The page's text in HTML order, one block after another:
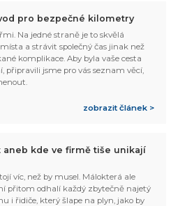
pro bezpečné kilometry
Na jedné straně je to skvělá
a strávit společný čas jinak než
komplikace. Aby byla vaše cesta
připravili jsme pro vás seznam věcí,
zobrazit článek >
aneb kde ve firmě tiše unikají
víc, než by musel. Málokterá ale
přitom odhalí každý zbytečně najetý
i řidiče, který šlape na plyn, jako by